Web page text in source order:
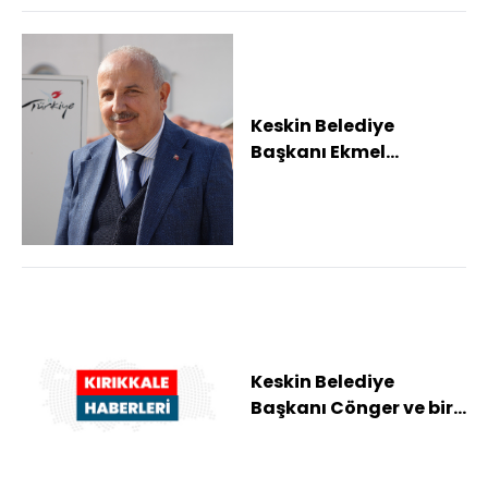
Keskin Belediye
Başkanı Ekmel
Keskin Belediye
Başkanı Cönger ve bir